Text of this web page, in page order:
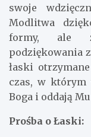
swoje
Modlitwa
formy, ale
podziękowania
łaski
czas, w którym
Boga i oddają Mu
Prośba o Łaski: